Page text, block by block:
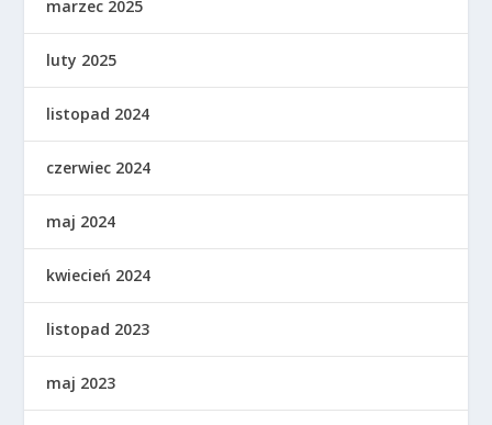
marzec 2025
luty 2025
listopad 2024
czerwiec 2024
maj 2024
kwiecień 2024
listopad 2023
maj 2023